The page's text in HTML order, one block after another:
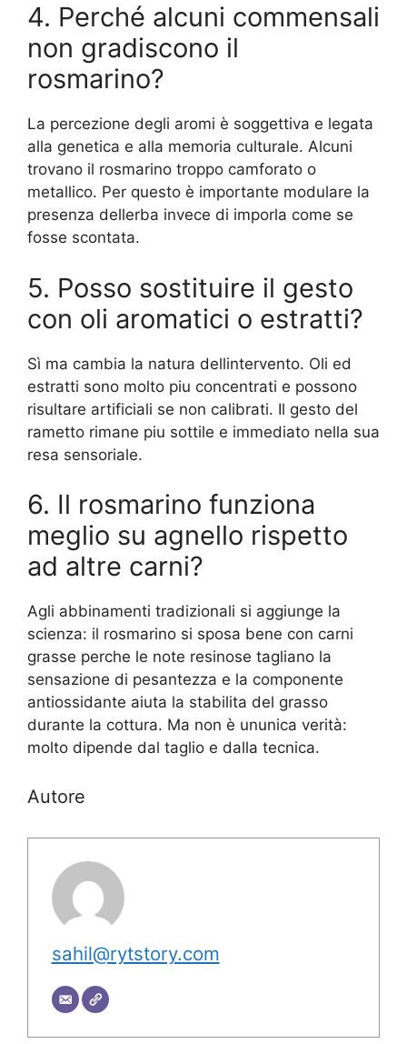
4. Perché alcuni commensali
non gradiscono il
rosmarino?
La percezione degli aromi è soggettiva e legata
alla genetica e alla memoria culturale. Alcuni
trovano il rosmarino troppo camforato o
metallico. Per questo è importante modulare la
presenza dellerba invece di imporla come se
fosse scontata.
5. Posso sostituire il gesto
con oli aromatici o estratti?
Sì ma cambia la natura dellintervento. Oli ed
estratti sono molto piu concentrati e possono
risultare artificiali se non calibrati. Il gesto del
rametto rimane piu sottile e immediato nella sua
resa sensoriale.
6. Il rosmarino funziona
meglio su agnello rispetto
ad altre carni?
Agli abbinamenti tradizionali si aggiunge la
scienza: il rosmarino si sposa bene con carni
grasse perche le note resinose tagliano la
sensazione di pesantezza e la componente
antiossidante aiuta la stabilita del grasso
durante la cottura. Ma non è ununica verità:
molto dipende dal taglio e dalla tecnica.
Autore
sahil@rytstory.com